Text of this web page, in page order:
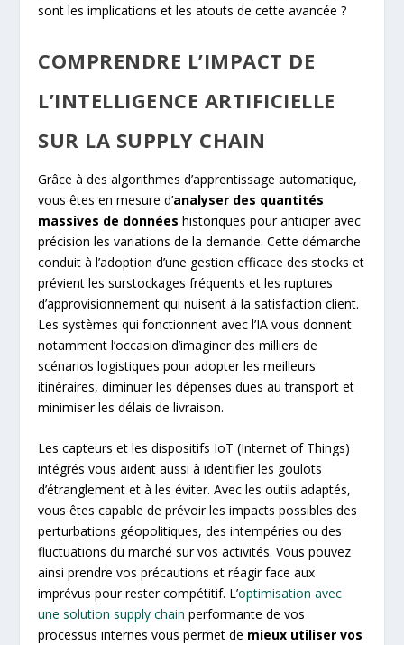
sont les implications et les atouts de cette avancée ?
COMPRENDRE L’IMPACT DE
L’INTELLIGENCE ARTIFICIELLE
SUR LA SUPPLY CHAIN
Grâce à des algorithmes d’apprentissage automatique,
vous êtes en mesure d’analyser des quantités
massives de donnéeshistoriques pour anticiper avec
précision les variations de la demande. Cette démarche
conduit à l’adoption d’une gestion efficace des stocks et
prévient les surstockages fréquents et les ruptures
d’approvisionnement qui nuisent à la satisfaction client.
Les systèmes qui fonctionnent avec l’IA vous donnent
notamment l’occasion d’imaginer des milliers de
scénarios logistiques pour adopter les meilleurs
itinéraires, diminuer les dépenses dues au transport et
minimiser les délais de livraison.
Les capteurs et les dispositifs IoT (Internet of Things)
intégrés vous aident aussi à identifier les goulots
d’étranglement et à les éviter. Avec les outils adaptés,
vous êtes capable de prévoir les impacts possibles des
perturbations géopolitiques, des intempéries ou des
fluctuations du marché sur vos activités. Vous pouvez
ainsi prendre vos précautions et réagir face aux
imprévus pour rester compétitif. L’optimisation avec
une solution supply chain performante de vos
processus internes vous permet de mieux utiliser vos